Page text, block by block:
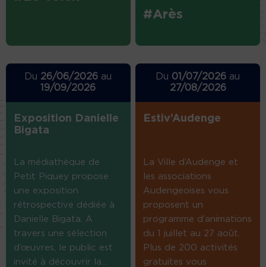
#Arès
Du 26/06/2026 au
19/09/2026
Exposition Danielle
Bigata
La médiathèque de
Petit Piquey propose
une exposition
rétrospective dédiée à
Danielle Bigata. A
travers une sélection
d’œuvres, le public est
invité à découvrir la...
Du 01/07/2026 au
27/08/2026
Estiv’Audenge
La Ville d’Audenge et
les associations
Audengeoises vous
proposent un
programme d’animations
du 1 juillet au 27 août.
Plus de 200 activités
gratuites vous